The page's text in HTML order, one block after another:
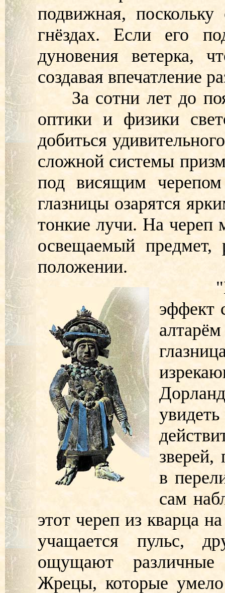
подвижная,
гнёздах. Если его
дуновения ветерка,
создавая впечатление
За сотни лет до
оптики и физики
добиться
сложной системы
под висящим
глазницы озарятся
тонкие лучи. На череп
освещаемый предмет,
положении.
эффект
зверей,
в
сам
этот череп из кварца
учащается пульс,
ощущают различные
Жрецы, которые умело